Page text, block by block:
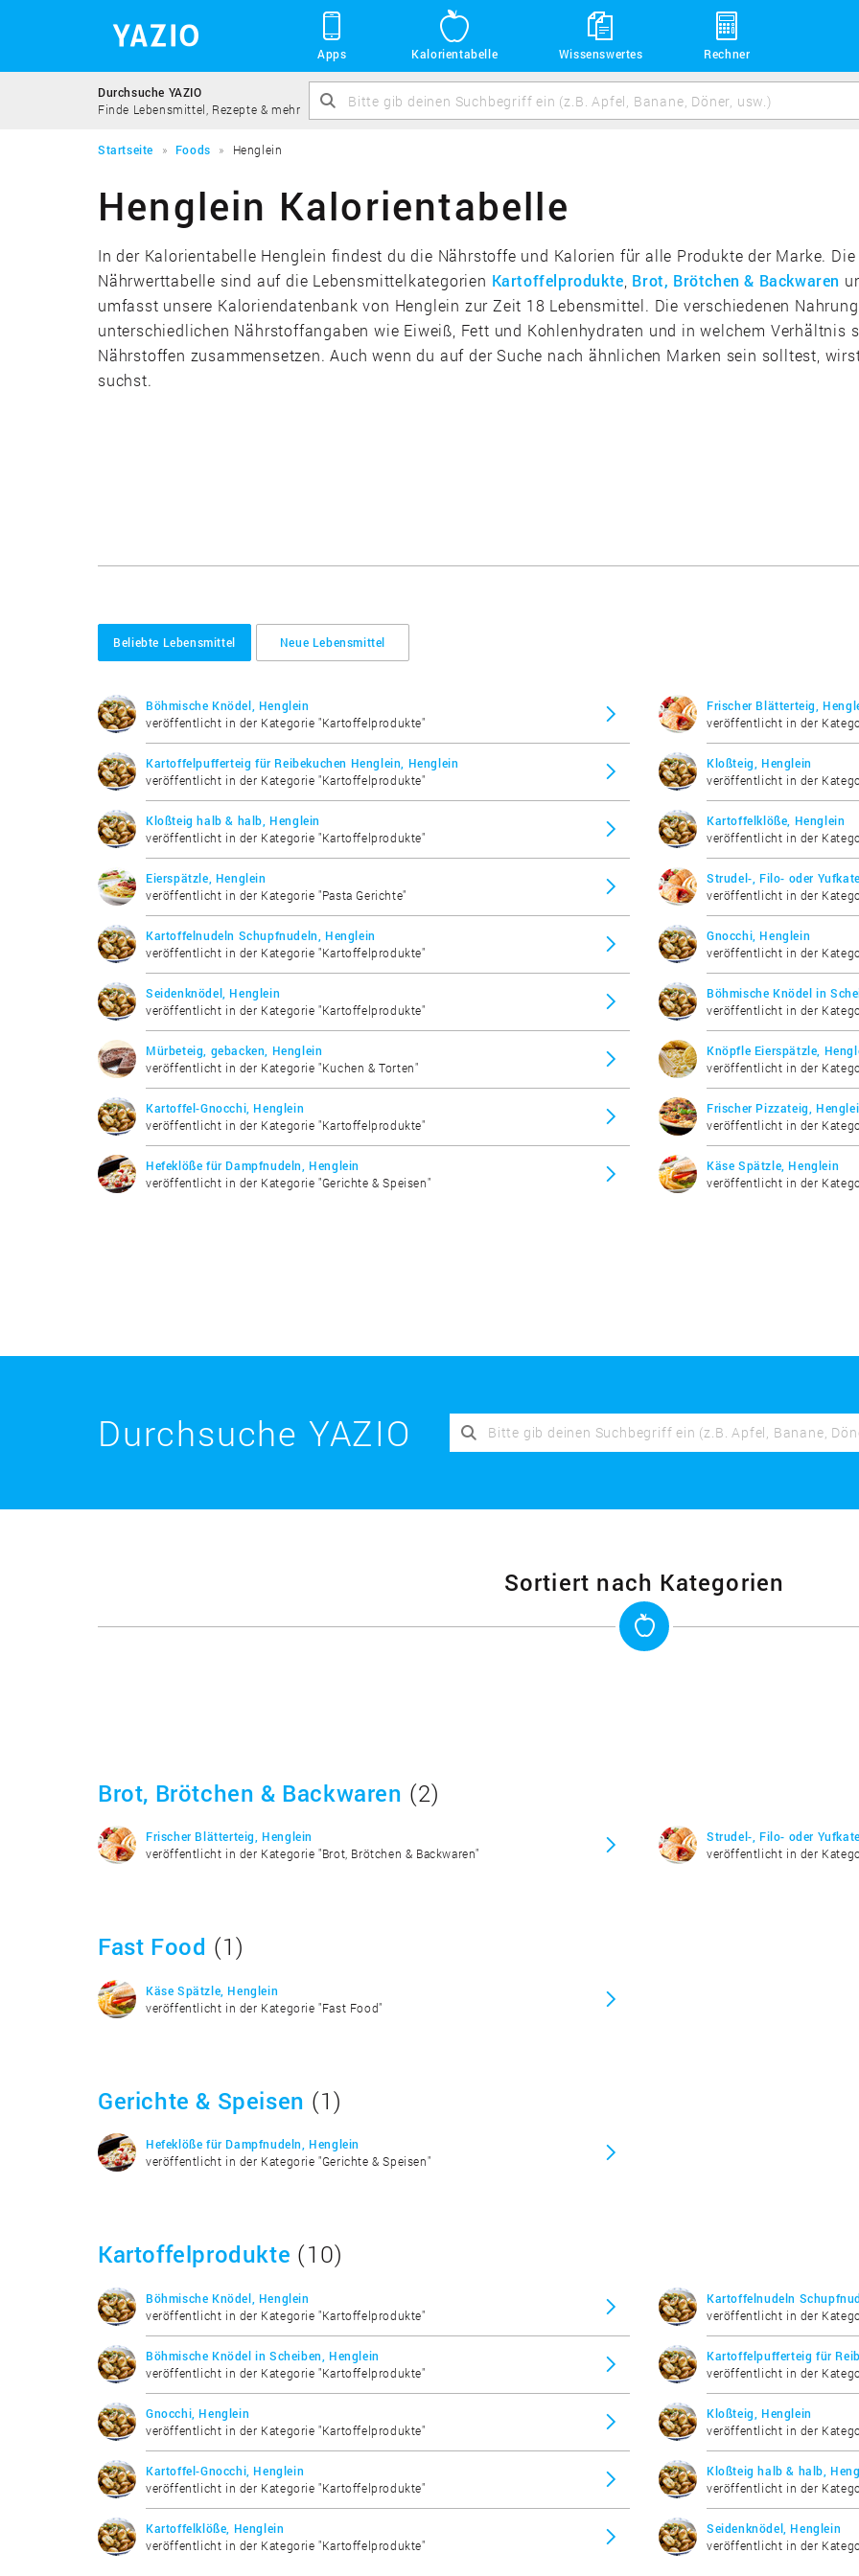
Apps Kalorientabelle Wissenswertes Rechner
Durchsuche YAZIO
Finde Lebensmittel, Rezepte & mehr
Startseite Foods Henglein
Henglein Kalorientabelle
In der Kalorientabelle Henglein findest du die Nährstoffe und Kalorien für alle Produkte der Marke.
Nährwerttabelle sind auf die Lebensmittelkategorien Kartoffelprodukte Brot, Brötchen & Backwaren
umfasst unsere Kaloriendatenbank von Henglein zur Zeit 18 Lebensmittel. Die verschiedenen
unterschiedlichen Nährstoffangaben wie Eiweiß, Fett und Kohlenhydraten und in welchem Verhältnis
Nährstoffen zusammensetzen. Auch wenn du auf der Suche nach ähnlichen Marken sein solltest,
suchst.
Beliebte Lebensmittel Neue Lebensmittel
Böhmische Knödel, Henglein
veröffentlicht in der Kategorie "Kartoffelprodukte"
Kartoffelpufferteig für Reibekuchen Henglein, Henglein
veröffentlicht in der Kategorie "Kartoffelprodukte"
Kloßteig halb & halb, Henglein
veröffentlicht in der Kategorie "Kartoffelprodukte"
Eierspätzle, Henglein
veröffentlicht in der Kategorie "Pasta Gerichte"
Kartoffelnudeln Schupfnudeln, Henglein
veröffentlicht in der Kategorie "Kartoffelprodukte"
Seidenknödel, Henglein
veröffentlicht in der Kategorie "Kartoffelprodukte"
Mürbeteig, gebacken, Henglein
veröffentlicht in der Kategorie "Kuchen & Torten"
Kartoffel-Gnocchi, Henglein
veröffentlicht in der Kategorie "Kartoffelprodukte"
Hefeklöße für Dampfnudeln, Henglein
veröffentlicht in der Kategorie "Gerichte & Speisen"
Frischer Blätterteig,
veröffentlicht in der
Kloßteig, Henglein
veröffentlicht in der
Kartoffelklöße, Henglein
veröffentlicht in der
Strudel-, Filo- oder
veröffentlicht in der
Gnocchi, Henglein
veröffentlicht in der
Böhmische Knödel in
veröffentlicht in der
Knöpfle Eierspätzle,
veröffentlicht in der
Frischer Pizzateig,
veröffentlicht in der
Käse Spätzle, Henglein
veröffentlicht in der
Durchsuche YAZIO
Sortiert nach Kategorien
Brot, Brötchen & Backwaren (2)
Frischer Blätterteig, Henglein
veröffentlicht in der Kategorie "Brot, Brötchen & Backwaren"
Strudel-, Filo- oder
veröffentlicht in der
Fast Food (1)
Käse Spätzle, Henglein
veröffentlicht in der Kategorie "Fast Food"
Gerichte & Speisen (1)
Hefeklöße für Dampfnudeln, Henglein
veröffentlicht in der Kategorie "Gerichte & Speisen"
Kartoffelprodukte (10)
Böhmische Knödel, Henglein
veröffentlicht in der Kategorie "Kartoffelprodukte"
Böhmische Knödel in Scheiben, Henglein
veröffentlicht in der Kategorie "Kartoffelprodukte"
Gnocchi, Henglein
veröffentlicht in der Kategorie "Kartoffelprodukte"
Kartoffel-Gnocchi, Henglein
veröffentlicht in der Kategorie "Kartoffelprodukte"
Kartoffelklöße, Henglein
veröffentlicht in der Kategorie "Kartoffelprodukte"
Kartoffelnudeln
veröffentlicht in der
Kartoffelpufferteig für
veröffentlicht in der
Kloßteig, Henglein
veröffentlicht in der
Kloßteig halb & halb,
veröffentlicht in der
Seidenknödel, Henglein
veröffentlicht in der